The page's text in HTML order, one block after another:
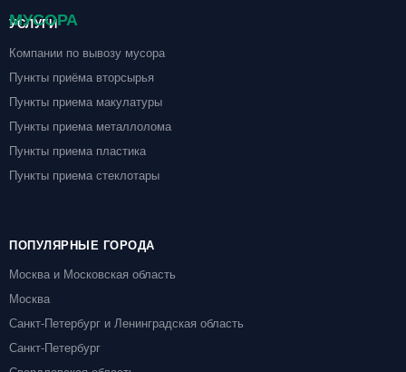
УСЛУГИ
Компании по вывозу мусора
Пункты приёма вторсырья
Пункты приема макулатуры
Пункты приема металлолома
Пункты приема пластика
Пункты приема стеклотары
ПОПУЛЯРНЫЕ ГОРОДА
Москва и Московская область
Москва
Санкт-Петербург и Ленинградская область
Санкт-Петербург